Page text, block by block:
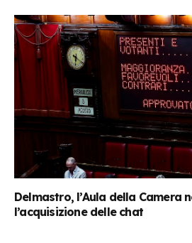
Delmastro, l’Aula della Camera
l’acquisizione delle chat